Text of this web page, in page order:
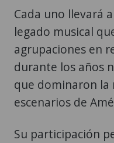
Cada uno llevará
legado musical
agrupaciones en
durante los años
que dominaron la
escenarios de
Su participación